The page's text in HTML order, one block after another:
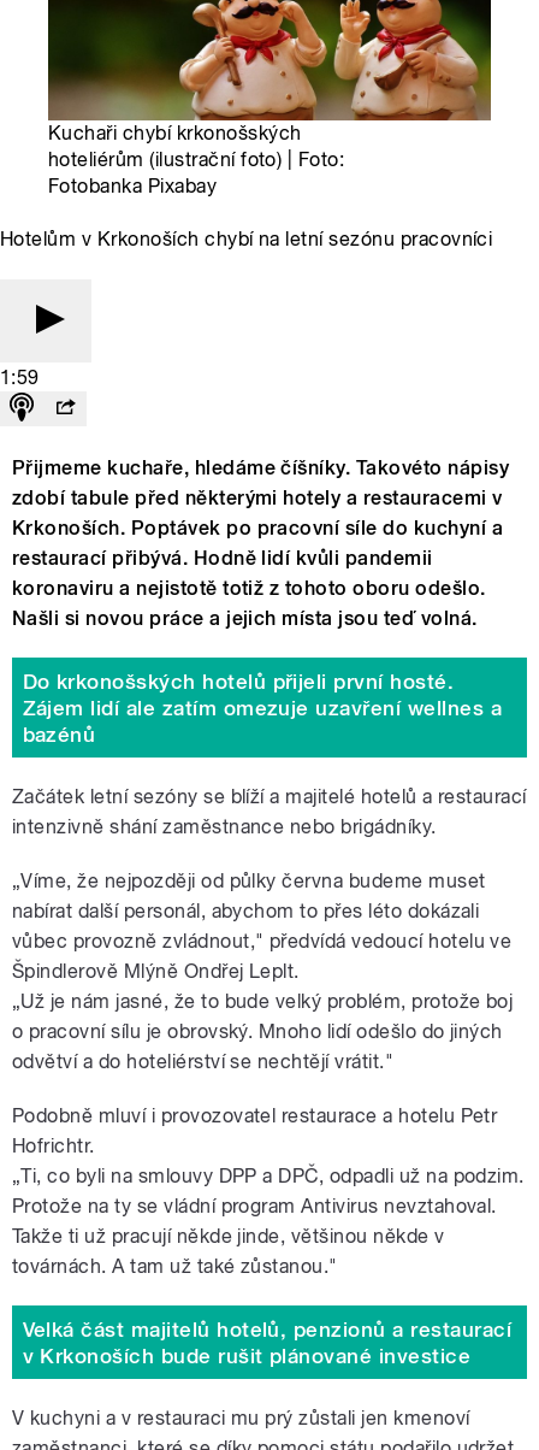
Kuchaři chybí krkonošských
hoteliérům (ilustrační foto) | Foto:
Fotobanka Pixabay
Hotelům v Krkonoších chybí na letní sezónu pracovníci
1:59
Přijmeme kuchaře, hledáme číšníky. Takovéto nápisy
zdobí tabule před některými hotely a restauracemi v
Krkonoších. Poptávek po pracovní síle do kuchyní a
restaurací přibývá. Hodně lidí kvůli pandemii
koronaviru a nejistotě totiž z tohoto oboru odešlo.
Našli si novou práce a jejich místa jsou teď volná.
Do krkonošských hotelů přijeli první hosté.
Zájem lidí ale zatím omezuje uzavření wellnes a
bazénů
Začátek letní sezóny se blíží a majitelé hotelů a restaurací
intenzivně shání zaměstnance nebo brigádníky.
„Víme, že nejpozději od půlky června budeme muset
nabírat další personál, abychom to přes léto dokázali
vůbec provozně zvládnout," předvídá vedoucí hotelu ve
Špindlerově Mlýně Ondřej Leplt.
„Už je nám jasné, že to bude velký problém, protože boj
o pracovní sílu je obrovský. Mnoho lidí odešlo do jiných
odvětví a do hoteliérství se nechtějí vrátit."
Podobně mluví i provozovatel restaurace a hotelu Petr
Hofrichtr.
„Ti, co byli na smlouvy DPP a DPČ, odpadli už na podzim.
Protože na ty se vládní program Antivirus nevztahoval.
Takže ti už pracují někde jinde, většinou někde v
továrnách. A tam už také zůstanou."
Velká část majitelů hotelů, penzionů a restaurací
v Krkonoších bude rušit plánované investice
V kuchyni a v restauraci mu prý zůstali jen kmenoví